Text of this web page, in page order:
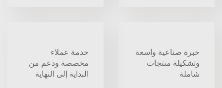
خبرة صناعية واسعة
وتشكيلة منتجات
شاملة
خدمة عملاء
مخصصة ودعم من
البداية إلى النهاية